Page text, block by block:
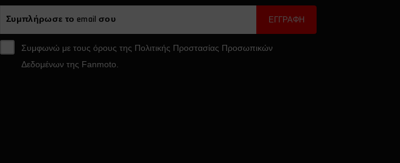
ΕΓΓΡΑΦΗ
Συμφωνώ με τους όρους της Πολιτικής Προστασίας Προσωπικών
Δεδομένων της Fanmoto.